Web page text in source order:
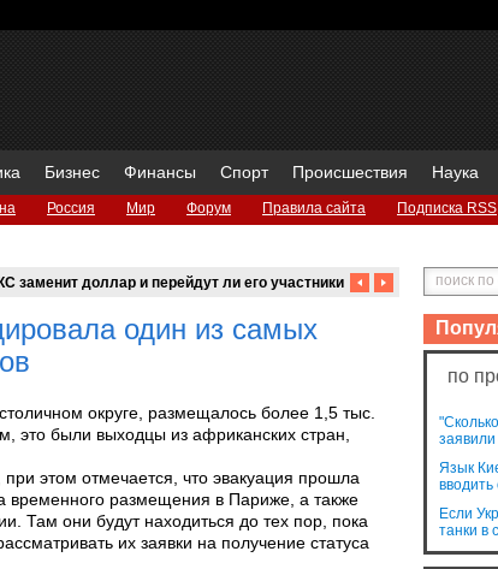
Россия Мир Форум Правила сайта Подписка RSS
Бизнес Финансы Спорт Происшествия Наука
заменит доллар и перейдут ли его участники на
один из самых
округе, размещалось более 1,5 тыс.
это были выходцы из африканских стран,
этом отмечается, что эвакуация прошла
временного размещения в Париже, а также
Там они будут находиться до тех пор, пока
их заявки на получение статуса
по
Язык
Если
танки в